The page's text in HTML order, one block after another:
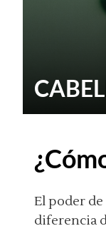
El poder de
diferencia